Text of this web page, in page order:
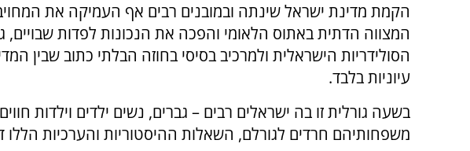
הקמת מדינת ישראל שינתה ובמובנים רבים אף העמיקה את
המצווה הדתית באתוס הלאומי והפכה את הנכונות לפדות
הסולידריות הישראלית ולמרכיב בסיסי בחוזה הבלתי כתוב שבין
עיוניות בלבד.
בשעה גורלית זו בה ישראלים רבים – גברים, נשים ילדים וילדות
משפחותיהם חרדים לגורלם, השאלות ההיסטוריות והערכיות